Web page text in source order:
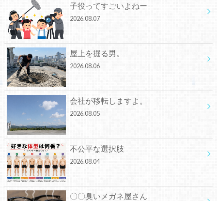
子役ってすごいよねー
2026.08.07
屋上を掘る男。
2026.08.06
会社が移転しますよ。
2026.08.05
不公平な選択肢
2026.08.04
〇〇臭いメガネ屋さん